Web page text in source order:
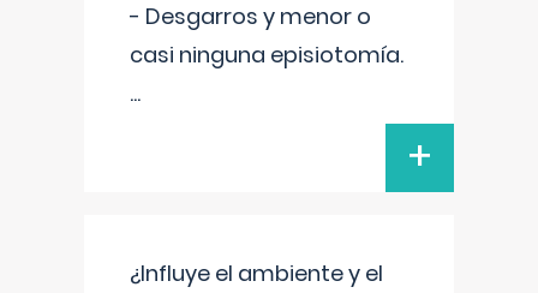
- Desgarros y menor o
casi ninguna episiotomía.
...
+
¿Influye el ambiente y el